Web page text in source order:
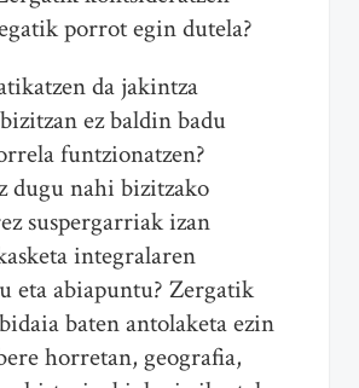
porrot egin dutela?
da jakintza
ez baldin badu
funtzionatzen?
dugu nahi bizitzako
suspergarriak izan
integralaren
eta abiapuntu? Zergatik
baten antolaketa ezin
horretan, geografia,